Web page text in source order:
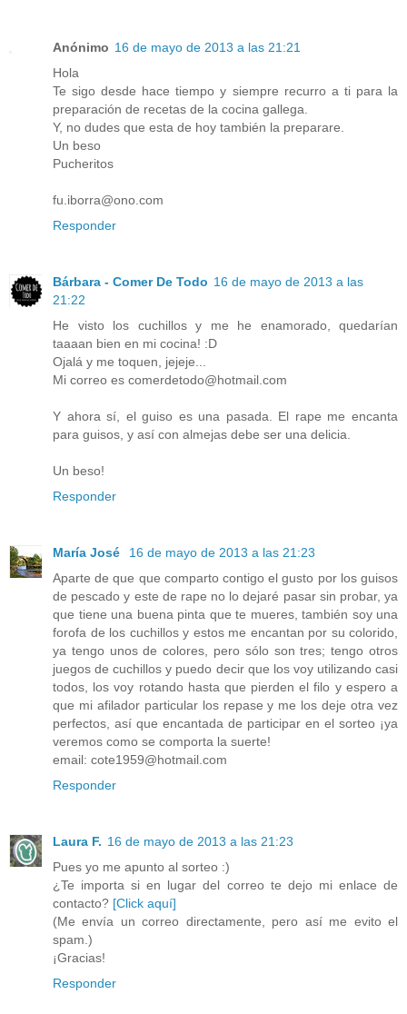
Anónimo 16 de mayo de 2013 a las 21:21
Hola
Te sigo desde hace tiempo y siempre recurro a ti para la
preparación de recetas de la cocina gallega.
Y, no dudes que esta de hoy también la preparare.
Un beso
Pucheritos
fu.iborra@ono.com
Responder
Bárbara - Comer De Todo 16 de mayo de 2013 a las
21:22
He visto los cuchillos y me he enamorado, quedarían
taaaan bien en mi cocina! :D
Ojalá y me toquen, jejeje...
Mi correo es comerdetodo@hotmail.com
Y ahora sí, el guiso es una pasada. El rape me encanta
para guisos, y así con almejas debe ser una delicia.
Un beso!
Responder
María José
16 de mayo de 2013 a las 21:23
Aparte de que que comparto contigo el gusto por los guisos
de pescado y este de rape no lo dejaré pasar sin probar, ya
que tiene una buena pinta que te mueres, también soy una
forofa de los cuchillos y estos me encantan por su colorido,
ya tengo unos de colores, pero sólo son tres; tengo otros
juegos de cuchillos y puedo decir que los voy utilizando casi
todos, los voy rotando hasta que pierden el filo y espero a
que mi afilador particular los repase y me los deje otra vez
perfectos, así que encantada de participar en el sorteo ¡ya
veremos como se comporta la suerte!
email: cote1959@hotmail.com
Responder
Laura F. 16 de mayo de 2013 a las 21:23
Pues yo me apunto al sorteo :)
¿Te importa si en lugar del correo te dejo mi enlace de
contacto? [Click aquí]
(Me envía un correo directamente, pero así me evito el
spam.)
¡Gracias!
Responder